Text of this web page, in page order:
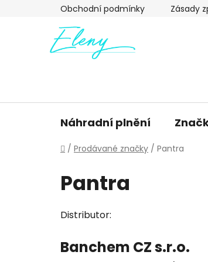
Obchodní podmínky Zásady
Náhradní plnění
Domů
/ Prodávané značky / Pantra
Pantra
Distributor:
Banchem CZ s.r.o.